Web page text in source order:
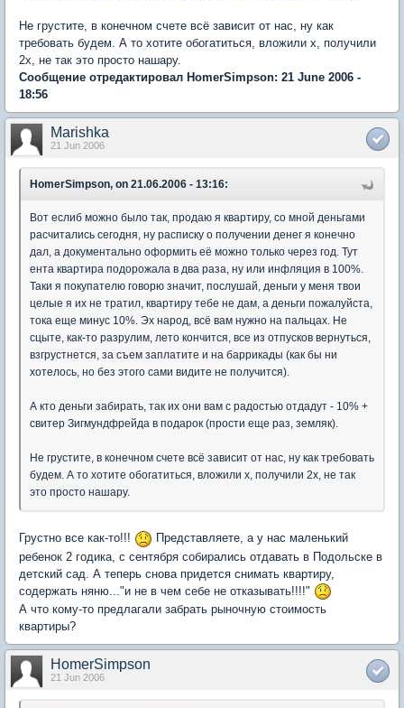
Не грустите, в конечном счете всё зависит от нас, ну как
требовать будем. А то хотите обогатиться, вложили x, получили
2x, не так это просто нашару.
Сообщение отредактировал HomerSimpson: 21 June 2006 -
18:56
Marishka
21 Jun 2006
HomerSimpson, on 21.06.2006 - 13:16:
Вот еслиб можно было так, продаю я квартиру, со мной деньгами
расчитались сегодня, ну расписку о получении денег я конечно
дал, а документально оформить её можно только через год. Тут
ента квартира подорожала в два раза, ну или инфляция в 100%.
Таки я покупателю говорю значит, послушай, деньги у меня твои
целые я их не тратил, квартиру тебе не дам, а деньги пожалуйста,
тока еще минус 10%. Эх народ, всё вам нужно на пальцах. Не
сцыте, как-то разрулим, лето кончится, все из отпусков вернуться,
взгрустнется, за съем заплатите и на баррикады (как бы ни
хотелось, но без этого сами видите не получится).
А кто деньги забирать, так их они вам с радостью отдадут - 10% +
свитер Зигмундфрейда в подарок (прости еще раз, земляк).
Не грустите, в конечном счете всё зависит от нас, ну как требовать
будем. А то хотите обогатиться, вложили x, получили 2x, не так
это просто нашару.
Грустно все как-то!!!
Представляете, а у нас маленький
ребенок 2 годика, с сентября собирались отдавать в Подольске в
детский сад. А теперь снова придется снимать квартиру,
содержать няню..."и не в чем себе не отказывать!!!!"
А что кому-то предлагали забрать рыночную стоимость
квартиры?
HomerSimpson
21 Jun 2006